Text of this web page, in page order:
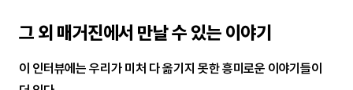
그 외 매거진에서 만날 수 있는 이야기
이 인터뷰에는 우리가 미처 다 옮기지 못한 흥미로운 이야기들이